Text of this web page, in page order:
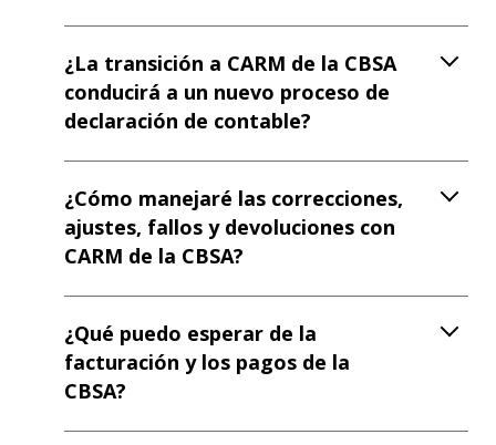
¿La transición a CARM de la CBSA
conducirá a un nuevo proceso de
declaración de contable?
¿Cómo manejaré las correcciones,
ajustes, fallos y devoluciones con
CARM de la CBSA?
¿Qué puedo esperar de la
facturación y los pagos de la
CBSA?